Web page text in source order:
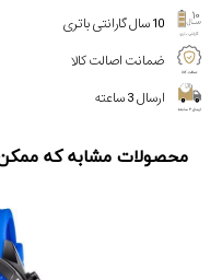
10 سال گارانتی باتری
ضمانت اصالت کالا
ارسال 3 ساعته
محصولات مشابه که